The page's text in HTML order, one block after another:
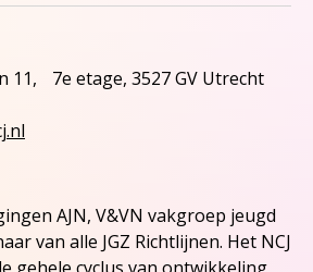
11, 7e etage, 3527 GV Utrecht
AJN, V&VN vakgroep jeugd
van alle JGZ Richtlijnen. Het NCJ